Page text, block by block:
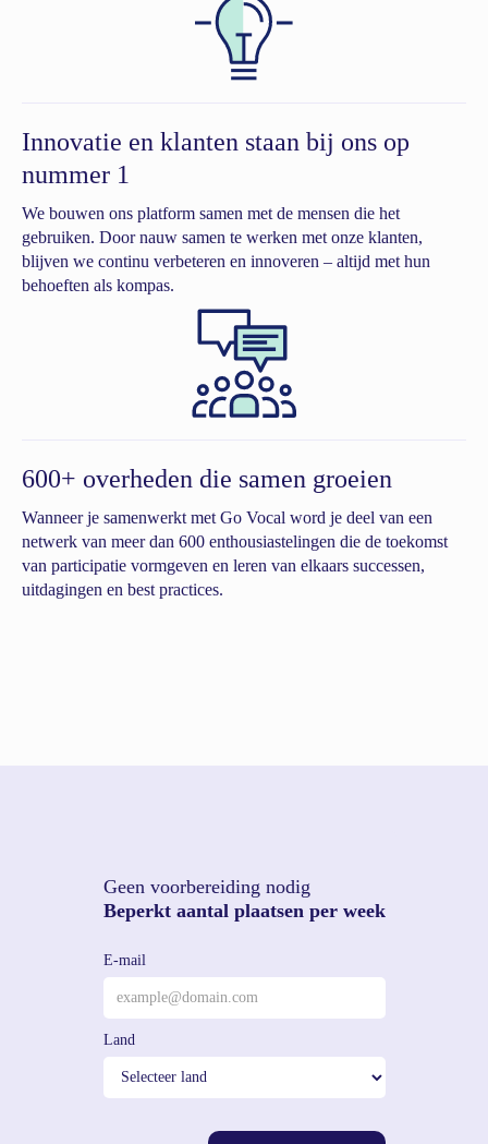
Innovatie en klanten staan bij ons op
nummer 1
We bouwen ons platform samen met de mensen die het
gebruiken. Door nauw samen te werken met onze klanten,
blijven we continu verbeteren en innoveren – altijd met hun
behoeften als kompas.
600+ overheden die samen groeien
Wanneer je samenwerkt met Go Vocal word je deel van een
netwerk van meer dan 600 enthousiastelingen die de toekomst
van participatie vormgeven en leren van elkaars successen,
uitdagingen en best practices.
Geen voorbereiding nodig
Beperkt aantal plaatsen per week
E-mail
Land